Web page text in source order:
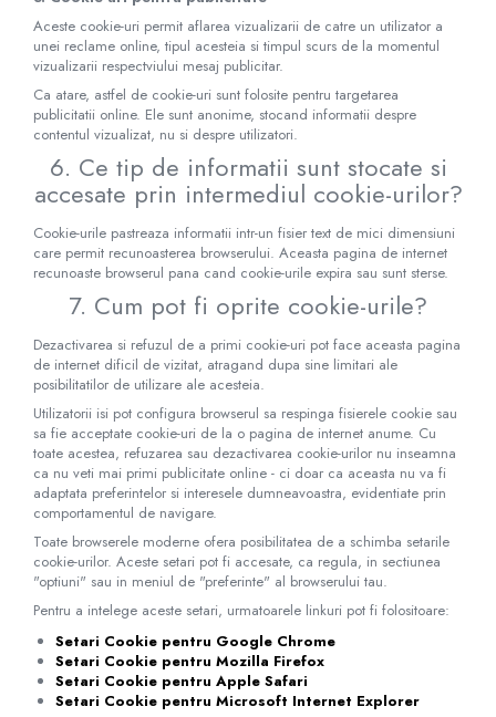
Aceste cookie-uri permit aflarea vizualizarii de catre un utilizator a
unei reclame online, tipul acesteia si timpul scurs de la momentul
vizualizarii respectviului mesaj publicitar.
Ca atare, astfel de cookie-uri sunt folosite pentru targetarea
publicitatii online. Ele sunt anonime, stocand informatii despre
contentul vizualizat, nu si despre utilizatori.
6. Ce tip de informatii sunt stocate si
accesate prin intermediul cookie-urilor?
Cookie-urile pastreaza informatii intr-un fisier text de mici dimensiuni
care permit recunoasterea browserului. Aceasta pagina de internet
recunoaste browserul pana cand cookie-urile expira sau sunt sterse.
7. Cum pot fi oprite cookie-urile?
Dezactivarea si refuzul de a primi cookie-uri pot face aceasta pagina
de internet dificil de vizitat, atragand dupa sine limitari ale
posibilitatilor de utilizare ale acesteia.
Utilizatorii isi pot configura browserul sa respinga fisierele cookie sau
sa fie acceptate cookie-uri de la o pagina de internet anume. Cu
toate acestea, refuzarea sau dezactivarea cookie-urilor nu inseamna
ca nu veti mai primi publicitate online - ci doar ca aceasta nu va fi
adaptata preferintelor si interesele dumneavoastra, evidentiate prin
comportamentul de navigare.
Toate browserele moderne ofera posibilitatea de a schimba setarile
cookie-urilor. Aceste setari pot fi accesate, ca regula, in sectiunea
"optiuni" sau in meniul de "preferinte" al browserului tau.
Pentru a intelege aceste setari, urmatoarele linkuri pot fi folositoare:
Setari Cookie pentru Google Chrome
Setari Cookie pentru Mozilla Firefox
Setari Cookie pentru Apple Safari
Setari Cookie pentru Microsoft Internet Explorer